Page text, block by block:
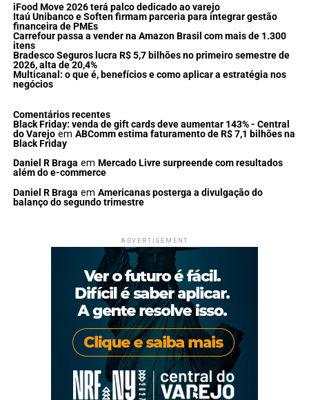
iFood Move 2026 terá palco dedicado ao varejo
Itaú Unibanco e Soften firmam parceria para integrar gestão
financeira de PMEs
Carrefour passa a vender na Amazon Brasil com mais de 1.300
itens
Bradesco Seguros lucra R$ 5,7 bilhões no primeiro semestre de
2026, alta de 20,4%
Multicanal: o que é, benefícios e como aplicar a estratégia nos
negócios
Comentários recentes
Black Friday: venda de gift cards deve aumentar 143% - Central
do Varejoem ABComm estima faturamento de R$ 7,1 bilhões na
Black Friday
Daniel R Braga em Mercado Livre surpreende com resultados
além do e-commerce
Daniel R Braga em Americanas posterga a divulgação do
balanço do segundo trimestre
ADVERTISEMENT